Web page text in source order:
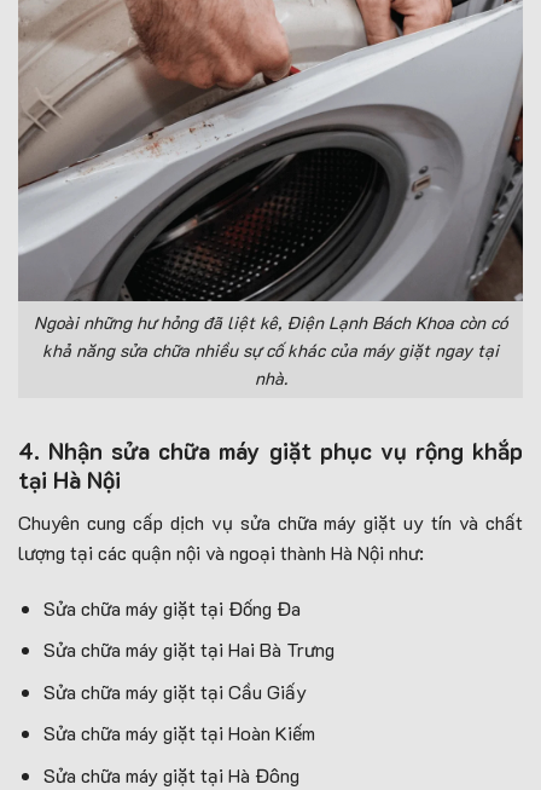
Ngoài những hư hỏng đã liệt kê, Điện Lạnh Bách Khoa còn có
khả năng sửa chữa nhiều sự cố khác của máy giặt ngay tại
nhà.
4. Nhận sửa chữa máy giặt phục vụ rộng khắp
tại Hà Nội
Chuyên cung cấp dịch vụ sửa chữa máy giặt uy tín và chất
lượng tại các quận nội và ngoại thành Hà Nội như:
Sửa chữa máy giặt tại Đống Đa
Sửa chữa máy giặt tại Hai Bà Trưng
Sửa chữa máy giặt tại Cầu Giấy
Sửa chữa máy giặt tại Hoàn Kiếm
Sửa chữa máy giặt tại Hà Đông